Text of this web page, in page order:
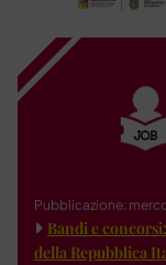
Pubblicazione:
Bandi e
della Repubblica